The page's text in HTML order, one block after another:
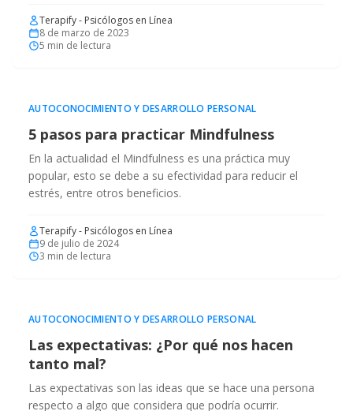
Terapify - Psicólogos en Línea
8 de marzo de 2023
5 min de lectura
AUTOCONOCIMIENTO Y DESARROLLO PERSONAL
5 pasos para practicar Mindfulness
En la actualidad el Mindfulness es una práctica muy
popular, esto se debe a su efectividad para reducir el
estrés, entre otros beneficios.
Terapify - Psicólogos en Línea
9 de julio de 2024
3 min de lectura
AUTOCONOCIMIENTO Y DESARROLLO PERSONAL
Las expectativas: ¿Por qué nos hacen
tanto mal?
Las expectativas son las ideas que se hace una persona
respecto a algo que considera que podría ocurrir.